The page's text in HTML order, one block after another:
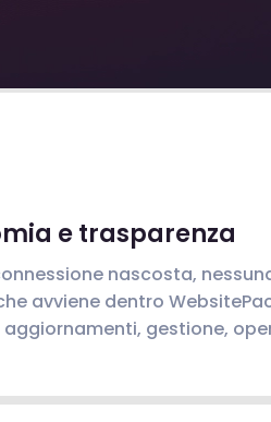
e trasparenza
nascosta,
avviene dentro
gestione,